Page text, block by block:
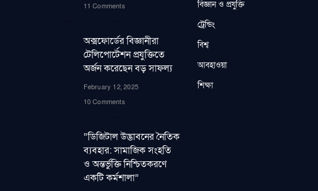
11 Comments
অক্সফোর্ডের বিজ্ঞানীরা
টেলিপোর্টেশন প্রযুক্তিতে
অর্জন করেছেন বড় সাফল্য
February 12, 2025
10 Comments
“ডিজিটাল উদ্ভাবনের নৈতিক
ব্যবহার: সামাজিক সংহতি
ও অন্তর্ভুক্তি নিশ্চিতকরণে
একটি কর্মশালা”
বিজ্ঞান ও প্রযুক্তি
ট্রেন্ডিং
বিশ্ব
আবহাওয়া
শিক্ষা